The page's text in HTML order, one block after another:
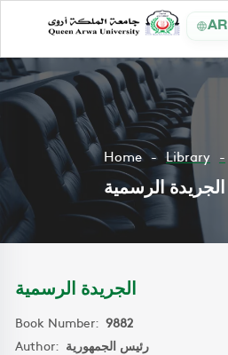
AR
Home Library
الجريدة الرسمية
الجريدة الرسمية
Book Number: 9882
Author: رئيس الجمهورية